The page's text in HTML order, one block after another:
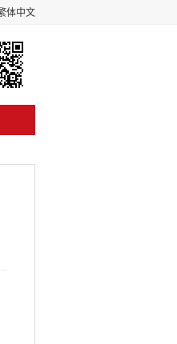
体中文